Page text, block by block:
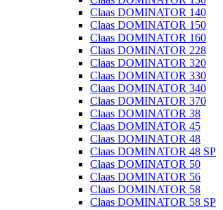
Claas DOMINATOR 140
Claas DOMINATOR 150
Claas DOMINATOR 160
Claas DOMINATOR 228
Claas DOMINATOR 320
Claas DOMINATOR 330
Claas DOMINATOR 340
Claas DOMINATOR 370
Claas DOMINATOR 38
Claas DOMINATOR 45
Claas DOMINATOR 48
Claas DOMINATOR 48 SP
Claas DOMINATOR 50
Claas DOMINATOR 56
Claas DOMINATOR 58
Claas DOMINATOR 58 SP